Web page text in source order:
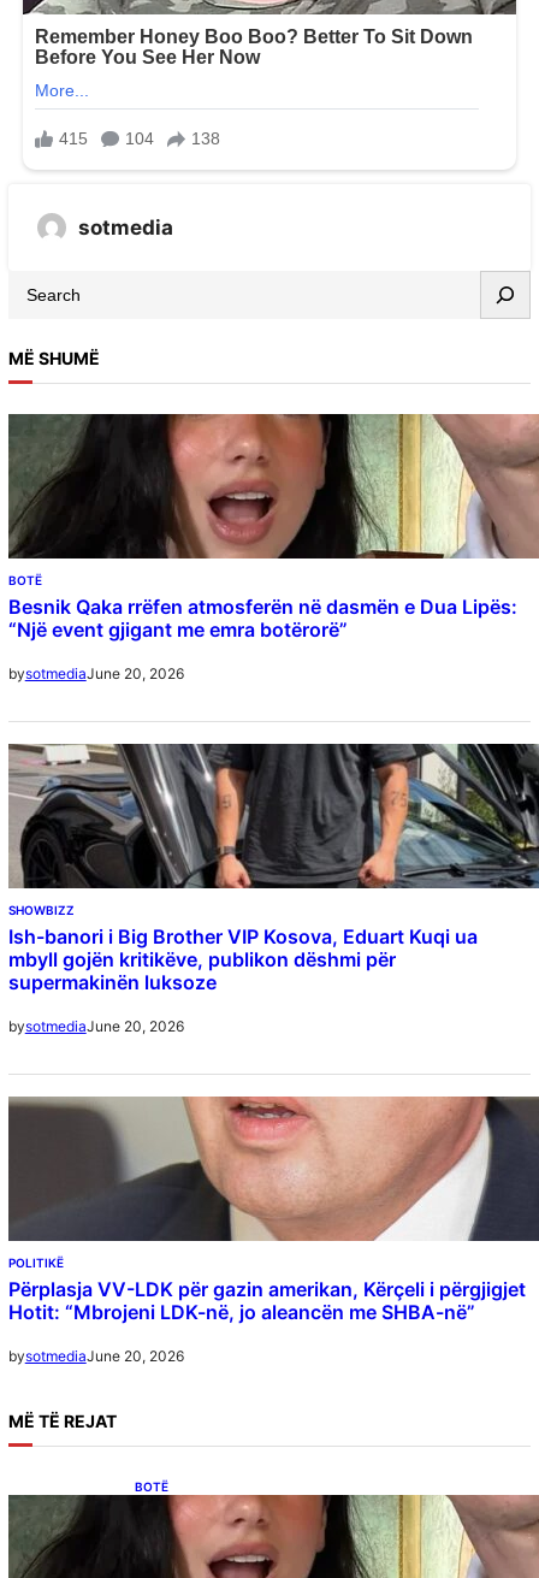
sotmedia
MË SHUMË
BOTË
Besnik Qaka rrëfen atmosferën në dasmën e Dua Lipës:
“Një event gjigant me emra botërorë”
bysotmediaJune 20, 2026
SHOWBIZZ
Ish-banori i Big Brother VIP Kosova, Eduart Kuqi ua
mbyll gojën kritikëve, publikon dëshmi për
supermakinën luksoze
bysotmediaJune 20, 2026
POLITIKË
Përplasja VV-LDK për gazin amerikan, Kërçeli i përgjigjet
Hotit: “Mbrojeni LDK-në, jo aleancën me SHBA-në”
bysotmediaJune 20, 2026
MË TË REJAT
BOTË
Besnik Qaka rrëfen atmosferën në dasmën e
Dua Lipës: “Një event gjigant me emra
botërorë”